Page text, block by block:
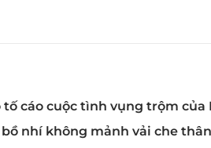
tố cáo cuộc tình vụng trộm của
nhí không mảnh vải che